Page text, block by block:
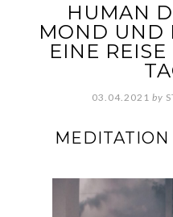
HUMAN
MOND UND
EINE
03.04.2021 by